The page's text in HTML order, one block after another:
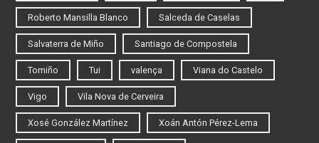
Roberto Mansilla Blanco Salceda de Caselas
Salvaterra de Miño Santiago de Compostela
Tomiño Tui valença Viana do Castelo
Vigo Vila Nova de Cerveira
Xosé González Martínez Xoán Antón Pérez-Lema